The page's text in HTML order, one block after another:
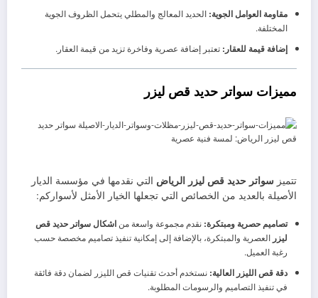
مقاومة العوامل الجوية: الحديد المعالج والمطلي يتحمل الظروف الجوية
المختلفة.
إضافة قيمة للعقار: تعتبر إضافة عصرية وفاخرة تزيد من قيمة العقار.
مميزات سواتر حديد قص ليزر
تتميز سواتر حديد قص ليزر الرياض التي نقدمها في مؤسسة الديار
الأصيلة بالعديد من الخصائص التي تجعلها الخيار الأمثل لأسواركم:
تصاميم حصرية ومبتكرة: نقدم مجموعة واسعة مناشكال سواتر حديد قص
ليزر العصرية والمبتكرة، بالإضافة إلى إمكانية تنفيذ تصاميم مخصصة حسب
رغبة العميل.
دقة قص الليزر العالية: نستخدم أحدث تقنيات قص الليزر لضمان دقة فائقة
في تنفيذ التصاميم والرسومات المطلوبة.